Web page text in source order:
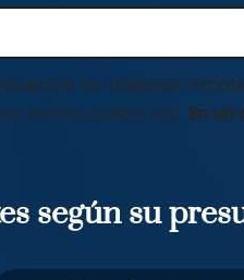
los mejores
barrio, precio, etc. En un
según su